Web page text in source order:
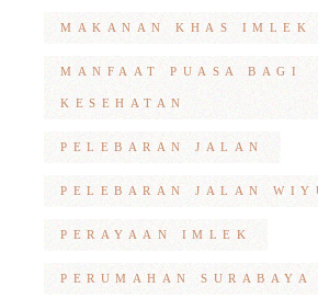
MAKANAN KHAS IMLEK
MANFAAT PUASA BAGI
KESEHATAN
PELEBARAN JALAN
PELEBARAN JALAN
PERAYAAN IMLEK
PERUMAHAN SURABAYA